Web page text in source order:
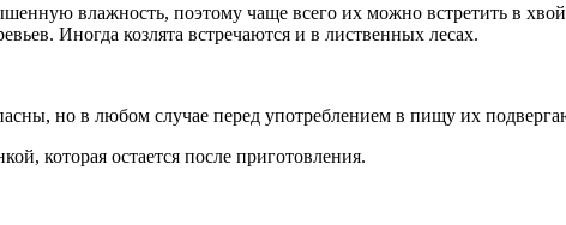
влажность, поэтому чаще всего их можно встретить в
Иногда козлята встречаются и в лиственных лесах.
но в любом случае перед употреблением в пищу их
которая остается после приготовления.